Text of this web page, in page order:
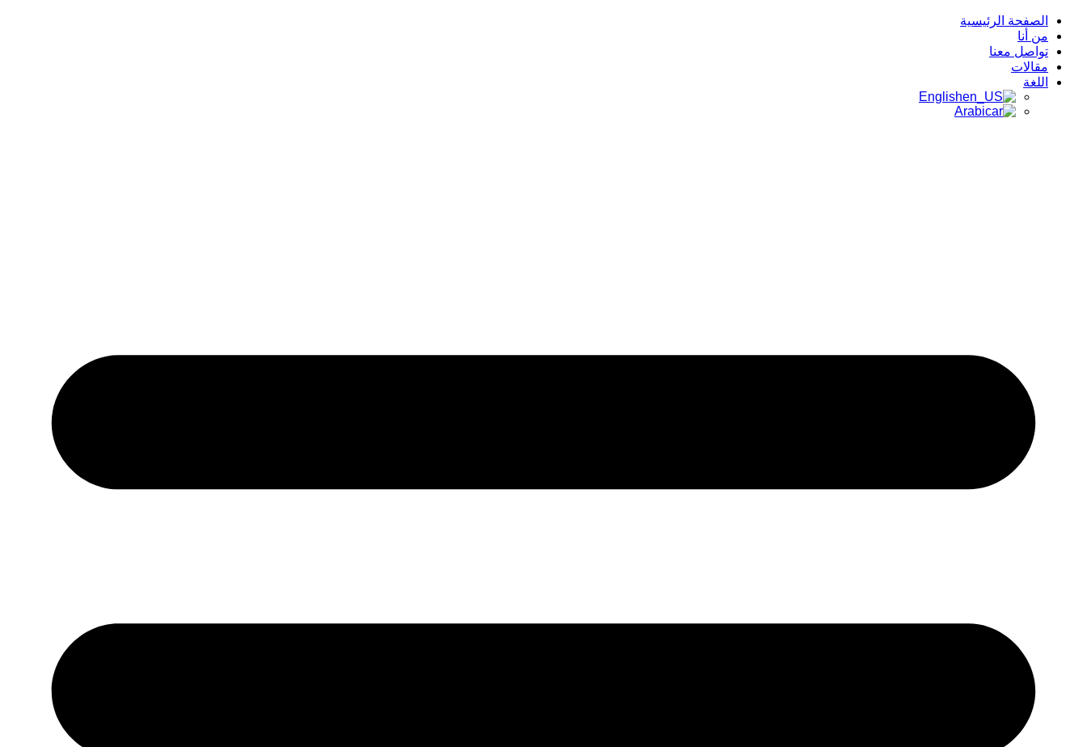
الصفحة الرئيسية
من أنا
تواصل معنا
مقالات
اللغة
English
Arabic